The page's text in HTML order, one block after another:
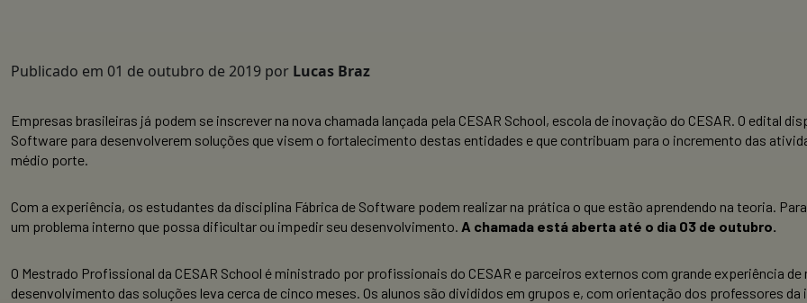
Publicado em 01 de outubro de 2019 por Lucas Braz
Empresas brasileiras já podem se inscrever na nova chamada lançada pela CESAR School, escola de inovação do CESAR. O edital
Software para desenvolverem soluções que visem o fortalecimento destas entidades e que contribuam para o incremento das
médio porte.
Com a experiência, os estudantes da disciplina Fábrica de Software podem realizar na prática o que estão aprendendo na teoria.
um problema interno que possa dificultar ou impedir seu desenvolvimento. A chamada está aberta até o dia 03 de outubro.
O Mestrado Profissional da CESAR School é ministrado por profissionais do CESAR e parceiros externos com grande experiência
desenvolvimento das soluções leva cerca de cinco meses. Os alunos são divididos em grupos e, com orientação dos professores